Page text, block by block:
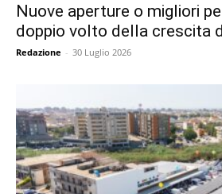
Nuove aperture o migliori
doppio volto della crescita
Redazione - 30 Luglio 2026